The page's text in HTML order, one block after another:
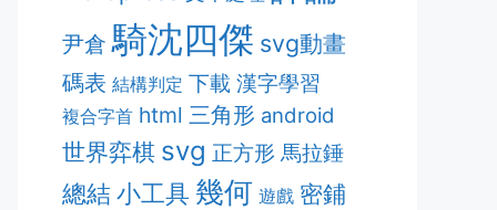
尹倉 騎沈四傑 svg動畫
碼表 結構判定 下載 漢字學習
複合字首 html 三角形 android
世界弈棋 svg 正方形 馬拉錘
總結 小工具 幾何 遊戲 密鋪